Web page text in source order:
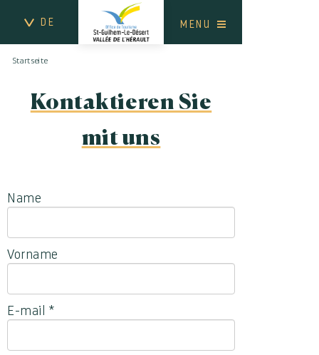
DE MENU
Kontaktieren Sie
mit uns
Startseite
Name
Vorname
E-mail *